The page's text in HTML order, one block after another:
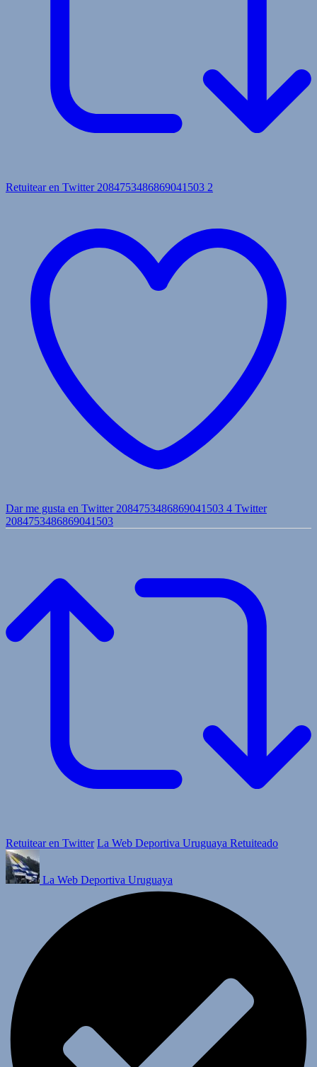
Retuitear en Twitter 2084753486869041503 2
Dar me gusta en Twitter 2084753486869041503 4 Twitter
2084753486869041503
Retuitear en Twitter La Web Deportiva Uruguaya Retuiteado
La Web Deportiva Uruguaya